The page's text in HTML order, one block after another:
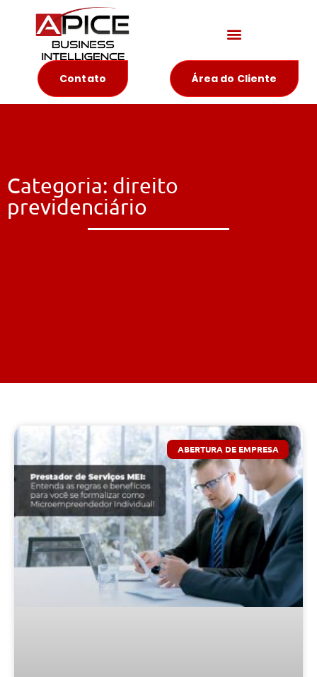
Contato Área do Cliente
Categoria: direito
previdenciário
ABERTURA DE EMPRESA